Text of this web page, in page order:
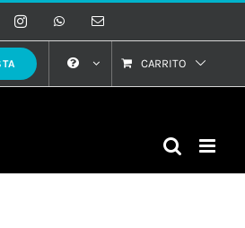
InstagramWhatsAppCorreo
CARRITO